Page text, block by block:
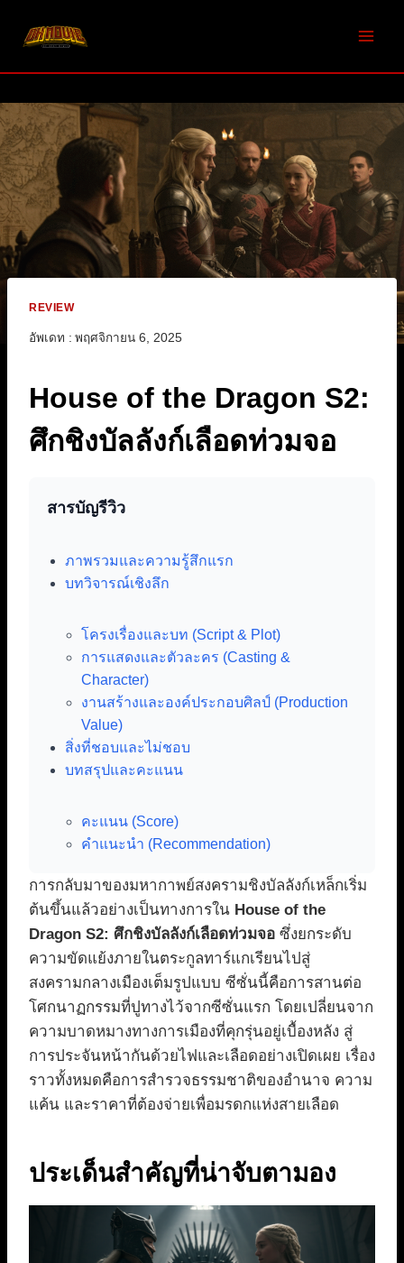
REVIEW
อัพเดท : พฤศจิกายน 6, 2025
House of the Dragon S2:
ศึกชิงบัลลังก์เลือดท่วมจอ
สารบัญรีวิว
ภาพรวมและความรู้สึกแรก
บทวิจารณ์เชิงลึก
โครงเรื่องและบท (Script & Plot)
การแสดงและตัวละคร (Casting &
Character)
งานสร้างและองค์ประกอบศิลป์ (Production
Value)
สิ่งที่ชอบและไม่ชอบ
บทสรุปและคะแนน
คะแนน (Score)
คำแนะนำ (Recommendation)
การกลับมาของมหากาพย์สงครามชิงบัลลังก์เหล็กเริ่ม
ต้นขึ้นแล้วอย่างเป็นทางการใน House of the
Dragon S2: ศึกชิงบัลลังก์เลือดท่วมจอ ซึ่งยกระดับ
ความขัดแย้งภายในตระกูลทาร์แกเรียนไปสู่
สงครามกลางเมืองเต็มรูปแบบ ซีซั่นนี้คือการสานต่อ
โศกนาฏกรรมที่ปูทางไว้จากซีซั่นแรก โดยเปลี่ยนจาก
ความบาดหมางทางการเมืองที่คุกรุ่นอยู่เบื้องหลัง สู่
การประจันหน้ากันด้วยไฟและเลือดอย่างเปิดเผย เรื่อง
ราวทั้งหมดคือการสำรวจธรรมชาติของอำนาจ ความ
แค้น และราคาที่ต้องจ่ายเพื่อมรดกแห่งสายเลือด
ประเด็นสำคัญที่น่าจับตามอง